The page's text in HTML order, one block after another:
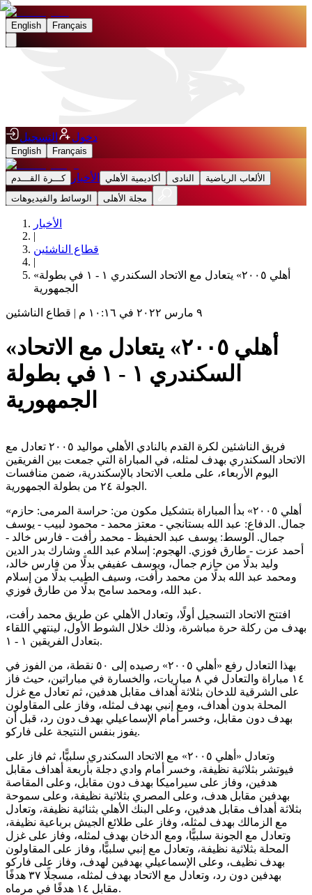
English Français
دخول التسجيل
English Français
كـــرة القـــدم الأخبار أكاديمية الأهلي النادى
الألعاب الرياضية
الوسائط والفيديوهات
مجلة الأهلى
الأخبار
|
قطاع الناشئين
|
«أهلي ٢٠٠٥» يتعادل مع الاتحاد السكندري ١ - ١ في بطولة
الجمهورية
٩ مارس ٢٠٢٢ في ١٠:١٦ م | قطاع الناشئين
«أهلي ٢٠٠٥» يتعادل مع الاتحاد
السكندري ١ - ١ في بطولة
الجمهورية
فريق الناشئين لكرة القدم بالنادي الأهلي مواليد ٢٠٠٥ تعادل مع
الاتحاد السكندري بهدف لمثله، في المباراة التي جمعت بين الفريقين
اليوم الأربعاء، على ملعب الاتحاد بالإسكندرية، ضمن منافسات
الجولة ٢٤ من بطولة الجمهورية.
«أهلي ٢٠٠٥» بدأ المباراة بتشكيل مكون من: حراسة المرمى: حازم
جمال. الدفاع: عبد الله بستانجي - معتز محمد - محمود لبيب - يوسف
جمال. الوسط: يوسف عبد الحفيظ - محمد رأفت - فارس خالد -
أحمد عزت - طارق فوزي. الهجوم: إسلام عبد الله. وشارك بدر الدين
وليد بدلًا من حازم جمال، ويوسف عفيفي بدلًا من فارس خالد،
ومحمد عبد الله بدلًا من محمد رأفت، وسيف الطيب بدلًا من إسلام
عبد الله، ومحمد سامح بدلًا من طارق فوزي.
افتتح الاتحاد التسجيل أولًا، وتعادل الأهلي عن طريق محمد رأفت،
بهدف من ركلة حرة مباشرة، وذلك خلال الشوط الأول، لينتهي اللقاء
بتعادل الفريقين ١ - ١.
بهذا التعادل رفع «أهلي ٢٠٠٥» رصيده إلى ٥٠ نقطة، من الفوز في
١٤ مباراة والتعادل في ٨ مباريات، والخسارة في مباراتين، حيث فاز
على الشرقية للدخان بثلاثة أهداف مقابل هدفين، ثم تعادل مع غزل
المحلة بدون أهداف، ومع إنبي بهدف لمثله، وفاز على المقاولون
بهدف دون مقابل، وخسر أمام الإسماعيلي بهدف دون رد، قبل أن
يفوز بنفس النتيجة على فاركو.
وتعادل «أهلي ٢٠٠٥» مع الاتحاد السكندري سلبيًّا، ثم فاز على
فيوتشر بثلاثية نظيفة، وخسر أمام وادي دجلة بأربعة أهداف مقابل
هدفين، وفاز على سيراميكا بهدف دون مقابل، وعلى المقاصة
بهدفين مقابل هدف، وعلى المصري بثلاثية نظيفة، وعلى سموحة
بثلاثة أهداف مقابل هدفين، وعلى البنك الأهلي بثنائية نظيفة، وتعادل
مع الزمالك بهدف لمثله، وفاز على طلائع الجيش برباعية نظيفة،
وتعادل مع الجونة سلبيًّا، ومع الدخان بهدف لمثله، وفاز على غزل
المحلة بثلاثية نظيفة، وتعادل مع إنبي سلبيًّا، وفاز على المقاولون
بهدف نظيف، وعلى الإسماعيلي بهدفين لهدف، وفاز على فاركو
بهدفين دون رد، وتعادل مع الاتحاد بهدف لمثله، مسجلًا ٣٧ هدفًا
مقابل ١٤ هدفًا في مرماه.